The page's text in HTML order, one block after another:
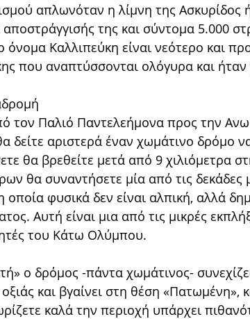
απλωνόταν η λίμνη της Ασκυρίδoς
αποστράγγισής της και σύντομα 5.000
όνομα Καλλιπεύκη είναι νεότερο και
που αναπτύσσονται ολόγυρα και
τον Παλιό Παντελεήμονα προς την Ανω
δείτε αριστερά έναν χωμάτινο δρόμο
θα βρεθείτε μετά από 9 χιλιόμετρα
θα συναντήσετε μία από τις δεκάδες
οποία φυσικά δεν είναι αλπική, αλλά
Αυτή είναι μια από τις μικρές
του Κάτω Ολύμπου.
ο δρόμος -πάντα χωμάτινος-
και βγαίνει στη θέση «Πατωμένη»,
καλά την περιοχή υπάρχει